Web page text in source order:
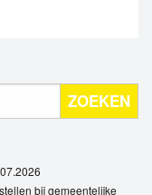
ZOEKEN
bij gemeentelijke